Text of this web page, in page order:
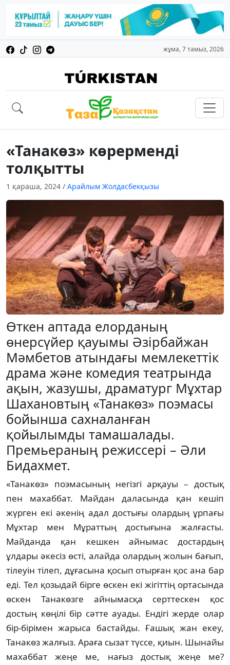
жұма, 7 тамыз, 2026
«Танакөз» көрерменді
толқытты
1 қараша, 2024 / Арайлым Жолдасбекқызы
Өткен аптада елорданың
өнерсүйер қауымы Әзірбайжан
Мәмбетов атындағы мемлекеттік
драма және комедия театрында
ақын, жазушы, драматург Мұхтар
Шахановтың «Танакөз» поэмасы
бойынша сахналанған
қойылымды тамашалады.
Премьераның режиссері – Әли
Бидахмет.
«Танакөз» поэмасының негізгі арқауы – достық
пен махаббат. Майдан даласында қан кешіп
жүрген екі әкенің адал достығы олар­­дың ұрпағы
Мұхтар мен Мұраттың дос­тығына жалғасты.
Майданда қан кеш­кен айнымас достардың
ұлдары әкесіз өсті, алайда олардың жолын бағып,
тілеуін ті­леп, дұғасына қосып отырған қос ана бар
еді. Тел қозыдай бірге өскен екі жігіттің ор­тасында
өскен Танакөзге айнымасқа серт­тескен қос
достың көңілі бір сәтте ауа­ды. Ендігі жерде олар
бір-бірімен жарыса бас­тайды. Ғашық жан екеу,
Танакөз жалғыз. Ара­ға сызат түссе, қиын. Шынайы
махаббат жеңе ме, нағыз достық жеңе ме?